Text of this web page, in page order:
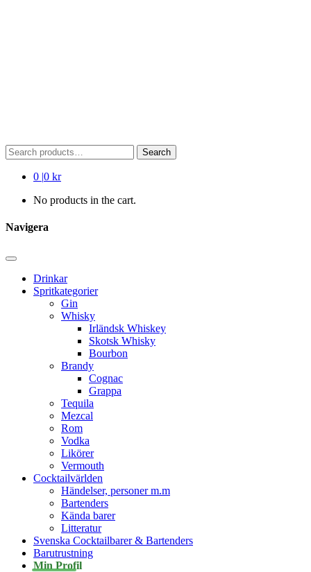
Search
for:
Search
0 |0 kr
No products in the cart.
Navigera
Drinkar
Spritkategorier
Gin
Whisky
Irländsk Whiskey
Skotsk Whisky
Bourbon
Brandy
Cognac
Grappa
Tequila
Mezcal
Rom
Vodka
Likörer
Vermouth
Cocktailvärlden
Händelser, personer m.m
Bartenders
Kända barer
Litteratur
Svenska Cocktailbarer & Bartenders
Barutrustning
Min Profil